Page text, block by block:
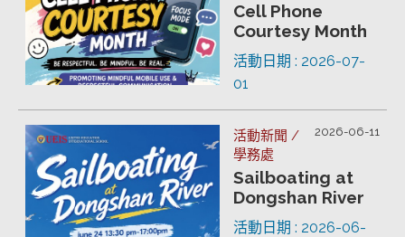
Cell Phone
Courtesy Month
活動日期 : 2026-07-
01
2026-06-11
活動新聞 /
學務處
Sailboating at
Dongshan River
活動日期 : 2026-06-